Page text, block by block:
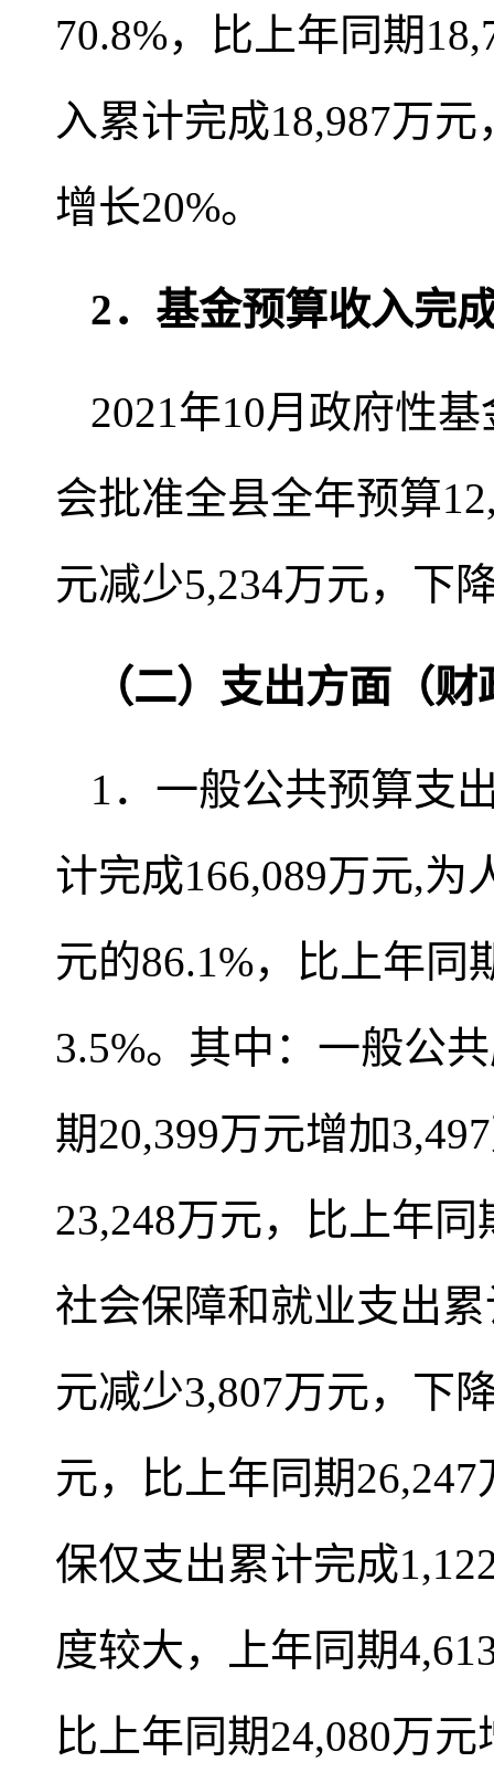
70.8%，比上年同期
入累计完成18,987万
增长20%。
2．基金预算收入完
2021年10月政府性
会批准全县全年预算
元减少5,234万元，下
（二）支出方面（
1．一般公共预算支
计完成166,089万元,为
元的86.1%，比上年同
3.5%。其中：一般公
期20,399万元增加
23,248万元，比上年
社会保障和就业支出
元减少3,807万元，下
元，比上年同期
保仅支出累计完成
度较大，上年同期
比上年同期24,080万